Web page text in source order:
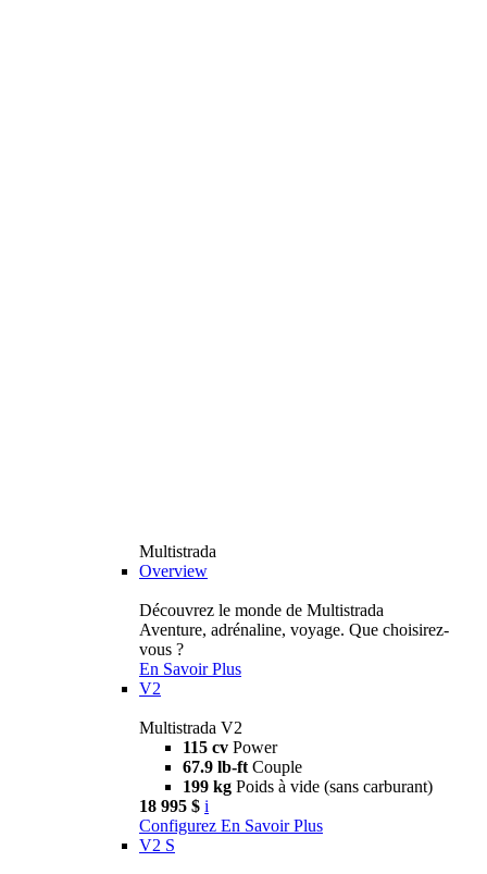
Multistrada
Overview
Découvrez le monde de Multistrada
Aventure, adrénaline, voyage. Que choisirez-
vous ?
En Savoir Plus
V2
Multistrada V2
115 cv Power
67.9 lb-ft Couple
199 kg Poids à vide (sans carburant)
18 995 $ i
Configurez En Savoir Plus
V2 S